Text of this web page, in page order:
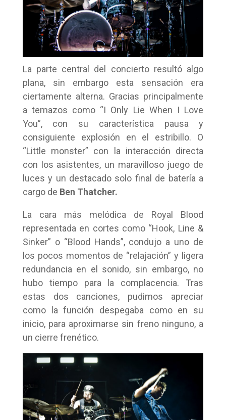
La parte central del concierto resultó algo
plana, sin embargo esta sensación era
ciertamente alterna. Gracias principalmente
a temazos como “I Only Lie When I Love
You”, con su característica pausa y
consiguiente explosión en el estribillo. O
“Little monster” con la interacción directa
con los asistentes, un maravilloso juego de
luces y un destacado solo final de batería a
cargo de Ben Thatcher.
La cara más melódica de Royal Blood
representada en cortes como “Hook, Line &
Sinker” o “Blood Hands”, condujo a uno de
los pocos momentos de “relajación” y ligera
redundancia en el sonido, sin embargo, no
hubo tiempo para la complacencia. Tras
estas dos canciones, pudimos apreciar
como la función despegaba como en su
inicio, para aproximarse sin freno ninguno, a
un cierre frenético.